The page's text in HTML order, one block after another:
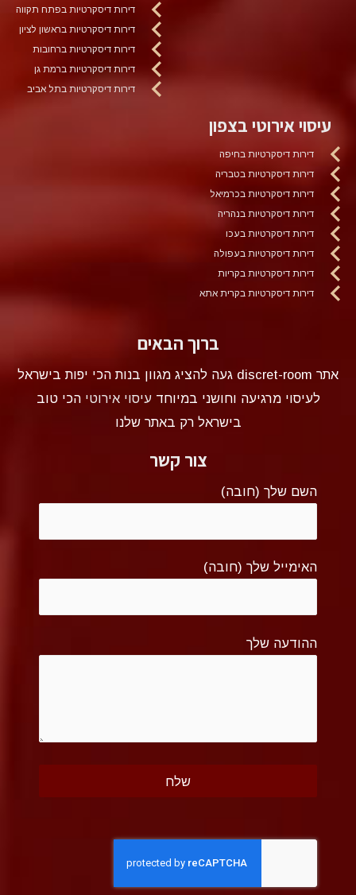
דירות דיסקרטיות בפתח תקווה
דירות דיסקרטיות בראשון לציון
דירות דיסקרטיות ברחובות
דירות דיסקרטיות ברמת גן
דירות דיסקרטיות בתל אביב
עיסוי אירוטי בצפון
דירות דיסקרטיות בחיפה
דירות דיסקרטיות בטבריה
דירות דיסקרטיות בכרמיאל
דירות דיסקרטיות בנהריה
דירות דיסקרטיות בעכו
דירות דיסקרטיות בעפולה
דירות דיסקרטיות בקריות
דירות דיסקרטיות בקרית אתא
ברוך הבאים
אתר discret-room געה להציג מגוון בנות הכי יפות בישראל
לעיסוי מרגיעה וחושני במיוחדעיסוי אירוטי הכי טוב
בישראל רק באתר שלנו
צור קשר
השם שלך (חובה)
האימייל שלך (חובה)
ההודעה שלך